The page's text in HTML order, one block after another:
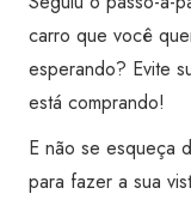
carro que você
esperando? Evite
está comprando!
E não se esqueça
para fazer a sua